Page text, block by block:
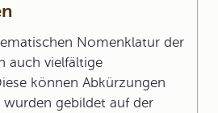
Nomenklatur der
auch vielfältige
können Abkürzungen
gebildet auf der